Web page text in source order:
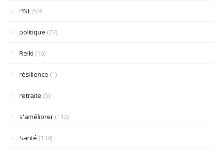
PNL (59)
politique (27)
Reiki (16)
résilience (1)
retraite (5)
s'améliorer (112)
Santé (139)